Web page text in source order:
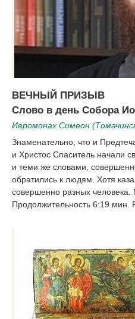
ВЕЧНЫЙ ПРИЗЫВ
Слово в день Собора
Иеромонах Симеон
Знаменательно, что и
и Христос Спаситель начали
и теми же словами,
обратились к людям. Хотя
совершенно разных человека.
Продолжительность 6:19 мин.